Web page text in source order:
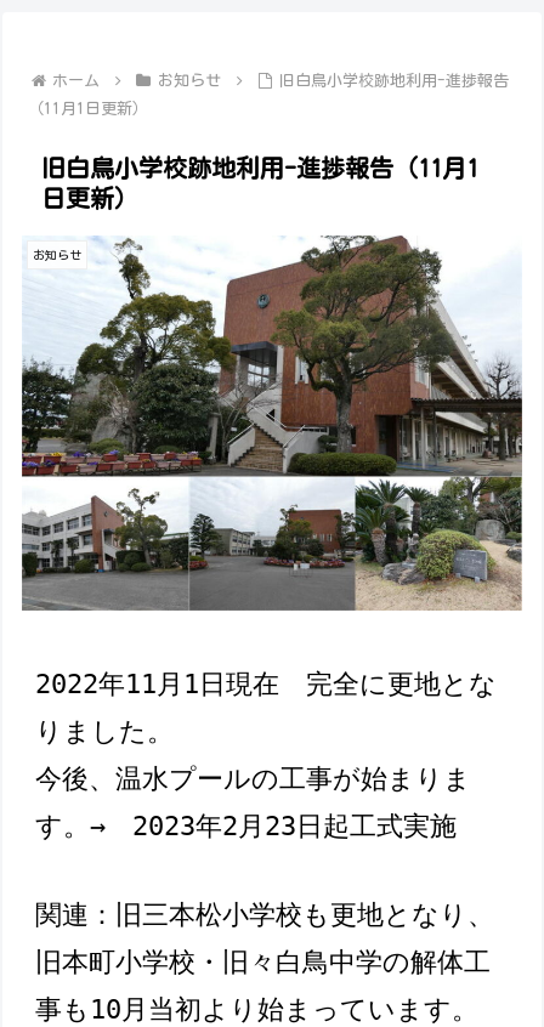
ホーム お知らせ
旧白鳥小学校跡地利用-進捗報告
（11月1日更新）
旧白鳥小学校跡地利用-進捗報告（11月1
日更新）
お知らせ
2022年11月1日現在　完全に更地とな
りました。
今後、温水プールの工事が始まりま
す。→　2023年2月23日起工式実施
関連：旧三本松小学校も更地となり、
旧本町小学校・旧々白鳥中学の解体工
事も10月当初より始まっています。